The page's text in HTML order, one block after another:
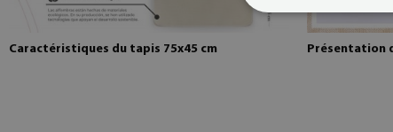
Caractéristiques du tapis 75x45 cm Présentation